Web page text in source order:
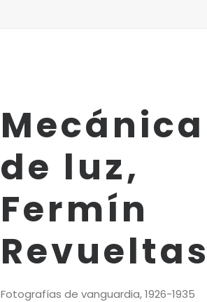
Mecánica
de luz,
Fermín
Revueltas
Fotografías de vanguardia, 1926-1935